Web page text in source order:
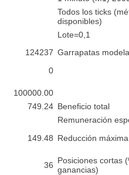
Todos los ticks
disponibles)
Lote=0,1
124237 Garrapatas
0
100000.00
749.24 Beneficio total
Remuneración
149.48 Reducción máxima
36 Posiciones cortas
ganancias)